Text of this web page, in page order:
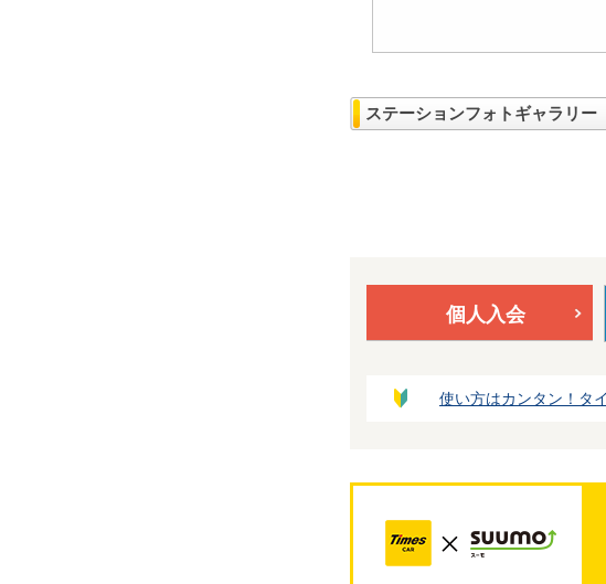
ステーションフォトギャラリー
個人入会
使い方はカンタン！タ